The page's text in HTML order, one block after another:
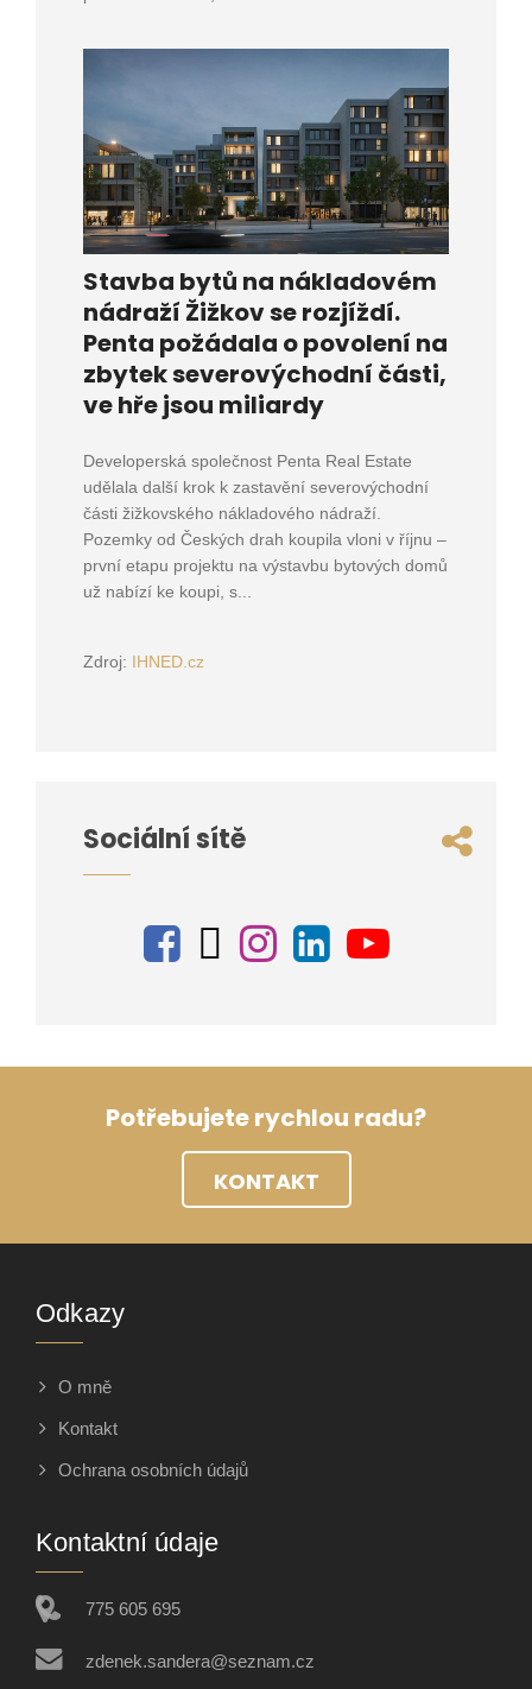
Stavba bytů na nákladovém
nádraží Žižkov se rozjíždí.
Penta požádala o povolení na
zbytek severovýchodní části,
ve hře jsou miliardy
Developerská společnost Penta Real Estate
udělala další krok k zastavění severovýchodní
části žižkovského nákladového nádraží.
Pozemky od Českých drah koupila vloni v říjnu –
první etapu projektu na výstavbu bytových domů
už nabízí ke koupi, s...
Zdroj: IHNED.cz
Sociální sítě
Potřebujete rychlou radu?
KONTAKT
Odkazy
O mně
Kontakt
Ochrana osobních údajů
Kontaktní údaje
775 605 695
zdenek.sandera@seznam.cz